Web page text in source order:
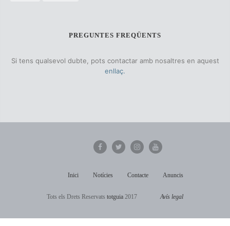
PREGUNTES FREQÜENTS
Si tens qualsevol dubte, pots contactar amb nosaltres en aquest
enllaç.
Inici Notícies Contacte Anuncis
Tots els Drets Reservats totguia 2017 Avís legal